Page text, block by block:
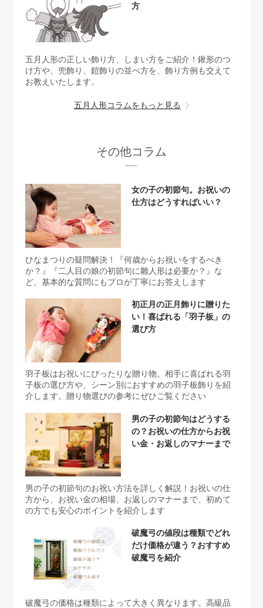
方
五月人形の正しい飾り方、しまい方をご紹介！鍬形のつ
け方や、兜飾り、鎧飾りの並べ方を、飾り方例も交えて
お教えいたします。
五月人形コラムをもっと見る
その他コラム
女の子の初節句。お祝いの
仕方はどうすればいい？
ひなまつりの疑問解決！『何歳からお祝いをするべき
か？』『二人目の娘の初節句に雛人形は必要か？』な
ど、基本的な質問にもプロが丁寧にお答えします
初正月の正月飾りに贈りた
い！喜ばれる「羽子板」の
選び方
羽子板はお祝いにぴったりな贈り物。相手に喜ばれる羽
子板の選び方や、シーン別におすすめの羽子板飾りを紹
介します。贈り物選びの参考にぜひご覧ください
男の子の初節句はどうする
の？お祝いの仕方からお祝
い金・お返しのマナーまで
男の子の初節句のお祝い方法を詳しく解説！お祝いの仕
方から、お祝い金の相場、お返しのマナーまで、初めて
の方でも安心のポイントを紹介します
破魔弓の値段は種類でどれ
だけ価格が違う？おすすめ
破魔弓を紹介
破魔弓の価格は種類によって大きく異なります。高級品